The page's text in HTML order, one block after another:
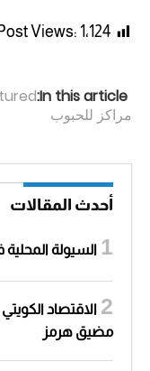
Views:1٬124
In this article:
مراكز للحبوب
أحدث المقالات
السيولة المحلية في قطر
مضيق هرمز